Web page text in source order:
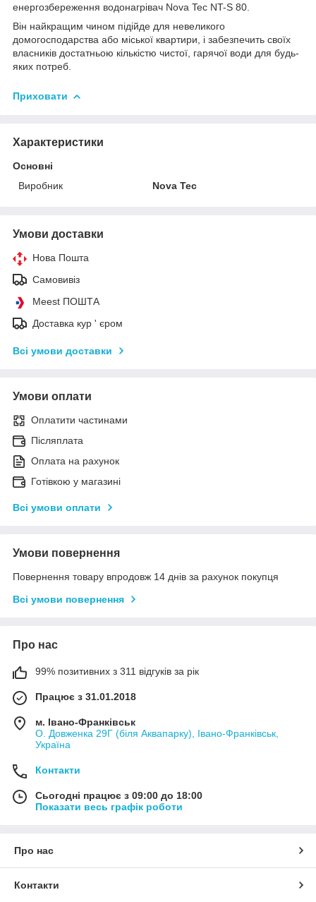
енергозбереження водонагрівач Nova Tec NT-S 80.
Він найкращим чином підійде для невеликого
домогосподарства або міської квартири, і забезпечить своїх
власників достатньою кількістю чистої, гарячої води для будь-
яких потреб.
Приховати
Характеристики
Основні
Виробник
Nova Tec
Умови доставки
Нова Пошта
Самовивіз
Meest ПОШТА
Доставка кур ' єром
Всі умови доставки
Умови оплати
Оплатити частинами
Післяплата
Оплата на рахунок
Готівкою у магазині
Всі умови оплати
Умови повернення
Повернення товару впродовж 14 днів за рахунок покупця
Всі умови повернення
Про нас
99% позитивних з 311 відгуків за рік
Працює з 31.01.2018
м. Івано-Франківськ
О. Довженка 29Г (біля Аквапарку), Івано-Франківськ,
Україна
Контакти
Сьогодні працює з 09:00 до 18:00
Показати весь графік роботи
Про нас
Контакти